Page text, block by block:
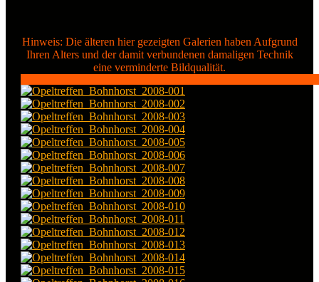
Hinweis: Die älteren hier gezeigten Galerien haben Aufgrund
Ihren Alters und der damit verbundenen damaligen Technik
eine verminderte Bildqualität.